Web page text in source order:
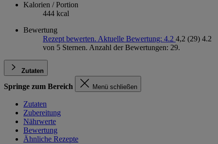
Kalorien / Portion
444 kcal
Bewertung
Rezept bewerten. Aktuelle Bewertung: 4.2 4,2 (29) 4.2
von 5 Sternen. Anzahl der Bewertungen: 29.
Zutaten
Springe zum Bereich Menü schließen
Zutaten
Zubereitung
Nährwerte
Bewertung
Ähnliche Rezepte